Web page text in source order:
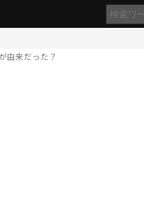
由来だった？